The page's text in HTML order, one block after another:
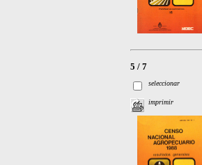
5 / 7
seleccionar
imprimir